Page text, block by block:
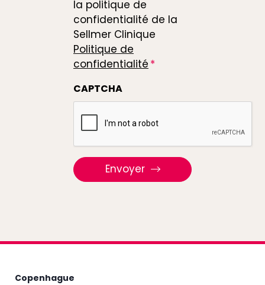
la politique de
confidentialité de la
Sellmer Clinique
Politique de
confidentialité
CAPTCHA
Envoyer
Copenhague